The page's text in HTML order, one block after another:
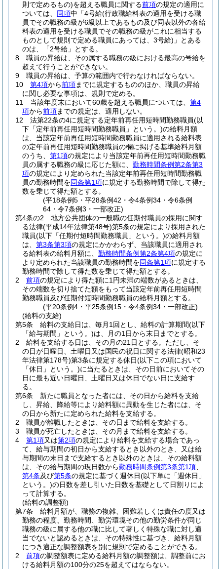
則で定めるもの)を超える職員に関する前項の規定の適用に
ついては、 同項中「4号給(行政職給料表の適用を受ける職
員でその職務の級が6級以上であるもの及び同表以外の各給
料表の適用を受ける職員でその職務の級がこれに相当する
ものとして規則で定める職員にあっては、3号給) 」とある
のは、「2号給」とする。
8
職員の昇給は、その属する職務の級における最高の号給を
超えて行うことができない。
9
職員の昇給は、予算の範囲内で行わなければならない。
10
第4項から前項までに規定するもののほか、職員の昇給
に関し必要な事項は、規則で定める。
11
当該年度末において60歳を超える職員については、 第4
項から前項までの規定は、適用しない。
12
法第22条の4に規定する定年前再任用短時間勤務職員(以
下「定年前再任用短時間勤務職員」という。)の給料月額
は、当該定年前再任用短時間勤務職員に適用される給料表
の定年前再任用短時間勤務職員の欄に掲げる基準給料月額
のうち、 第1項の規定により当該定年前再任用短時間勤務職
員の属する職務の級に応じた額に、 勤務時間条例第2条第3
項の規定により定められた当該定年前再任用短時間勤務職
員の勤務時間を同条第1項に規定する勤務時間で除して得た
数を乗じて得た額とする。
(平18条例5・平28条例42・令4条例34・令6条例
64・令7条例3・一部改正)
第4条の2
地方公共団体の一般職の任期付職員の採用に関す
る法律(平成14年法律第48号)第5条の規定により採用された
職員(以下「任期付短時間勤務職員」という。)の給料月額
は、 第3条第3項の規定にかかわらず、当該職員に適用され
る給料表の給料月額に、 勤務時間条例第2条第4項の規定に
より定められた当該職員の勤務時間を同条第1項に規定する
勤務時間で除して得た数を乗じて得た額とする。
2
前項の規定により得た額に1円未満の端数があるときは、
その端数を切り捨てた額をもって当該定年前再任用短時間
勤務職員及び任期付短時間勤務職員の給料月額とする。
(平20条例4・平25条例15・令4条例34・一部改正)
(給料の支給)
第5条
給料の支給日は、毎月1回とし、給料の計算期間(以下
「給与期間」という。)は、月の1日から末日までとする。
2
給料を支給する日は、その月の21日とする。 ただし、そ
の日が日曜日、土曜日又は国民の祝日に関する法律(昭和23
年法律第178号)第3条に規定する休日(以下この項において
「休日」という。)に当たるときは、その日前においてその
日に最も近い日曜日、土曜日又は休日でない日に支給す
る。
第6条
新たに職員となった者には、その日から給料を支給
し、昇給、降給等により給料額に異動を生じた者には、そ
の日から新たに定められた給料を支給する。
2
職員が離職したときは、その日まで給料を支給する。
3
職員が死亡したときは、その月まで給料を支給する。
4
第1項又は第2項の規定により給料を支給する場合であっ
て、給与期間の初日から支給するとき以外のとき、又は給
与期間の末日まで支給するとき以外のときは、その給料額
は、その給与期間の現日数から勤務時間条例第3条第1項
第4条及び第5条の規定に基づく週休日(以下単に「週休日」
という。)の日数を差し引いた日数を基礎として日割りによ
って計算する。
(給料の調整額)
第7条
給料月額が、職務の複雑、困難若しくは責任の度又は
勤務の程度、勤務時間、勤労環境その他の勤労条件が同じ
職務の級に属する他の職に比して著しく特殊な職に対し適
当でないと認めるときは、その特殊性に基づき、給料月額
につき適正な調整額表を別に規則で定めることができる。
2
前項の調整額表に定める給料月額の調整額は、調整前にお
ける給料月額の100分の25を超えてはならない。